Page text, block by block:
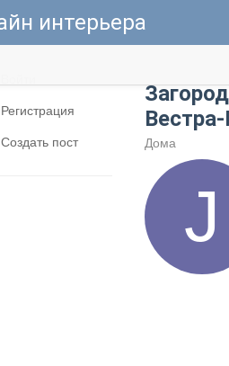
интерьера
Регистрация
Создать пост Дома